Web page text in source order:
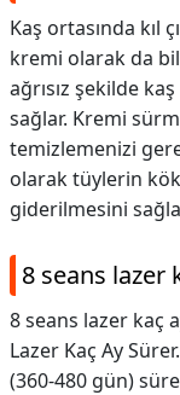
Kaş ortasında kıl
kremi olarak da
ağrısız şekilde
sağlar. Kremi
temizlemenizi
olarak tüylerin
giderilmesini
8 seans lazer
8 seans lazer kaç
Lazer Kaç Ay
(360-480 gün)